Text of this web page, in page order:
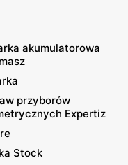
akumulatorowa
przyborów
Expertiz
Stock